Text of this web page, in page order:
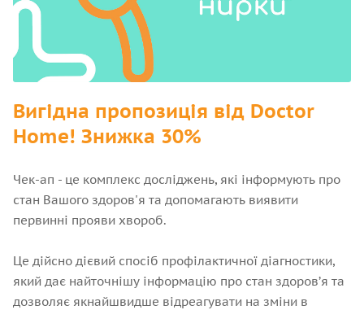
Вигідна пропозиція від Doctor
Home! Знижка 30%
Чек-ап - це комплекс досліджень, які інформують про
стан Вашого здоров'я та допомагають виявити
первинні прояви хвороб.
Це дійсно дієвий спосіб профілактичної діагностики,
який дає найточнішу інформацію про стан здоров’я та
дозволяє якнайшвидше відреагувати на зміни в